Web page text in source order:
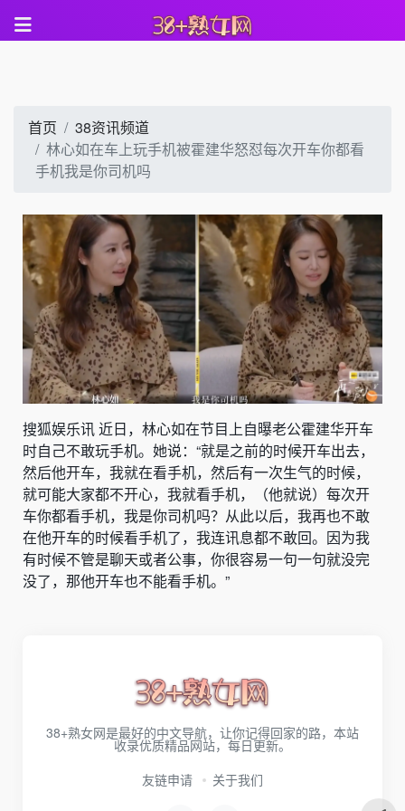
首页
38资讯频道
林心如在车上玩手机被霍建华怒怼每次开车你都看
手机我是你司机吗
搜狐娱乐讯 近日，林心如在节目上自曝老公霍建华开车
时自己不敢玩手机。她说：“就是之前的时候开车出去，
然后他开车，我就在看手机，然后有一次生气的时候，
就可能大家都不开心，我就看手机，（他就说）每次开
车你都看手机，我是你司机吗？从此以后，我再也不敢
在他开车的时候看手机了，我连讯息都不敢回。因为我
有时候不管是聊天或者公事，你很容易一句一句就没完
没了，那他开车也不能看手机。”
38+熟女网是最好的中文导航，让你记得回家的路，本站
收录优质精品网站，每日更新。
友链申请
关于我们